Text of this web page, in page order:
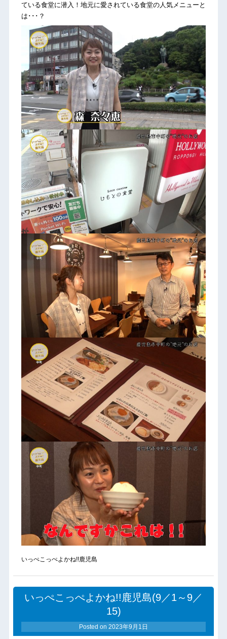
ている食堂に潜入！地元に愛されている食堂の人気メニューと
は･･･？
いっぺこっぺよかね!!鹿児島
いっぺこっぺよかね!!鹿児島(9／1～9／
15)
Posted on 2023年9月1日